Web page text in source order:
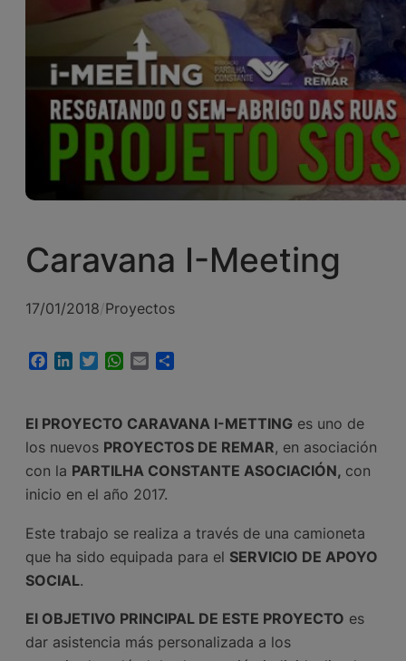
Caravana I-Meeting
17/01/2018/Proyectos
Facebook
LinkedInTwitterWhatsApp
Email
El PROYECTO CARAVANA I-METTING es uno de
los nuevos PROYECTOS DE REMAR, en asociación
con la PARTILHA CONSTANTE ASOCIACIÓN, con
inicio en el año 2017.
Este trabajo se realiza a través de una camioneta
que ha sido equipada para el SERVICIO DE APOYO
SOCIAL.
El OBJETIVO PRINCIPAL DE ESTE PROYECTO es
dar asistencia más personalizada a los